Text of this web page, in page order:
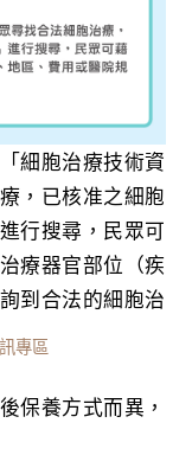
細胞治療技術資
，已核准之細胞
行搜尋，民眾可
療器官部位（疾
到合法的細胞治
專區
保養方式而異，